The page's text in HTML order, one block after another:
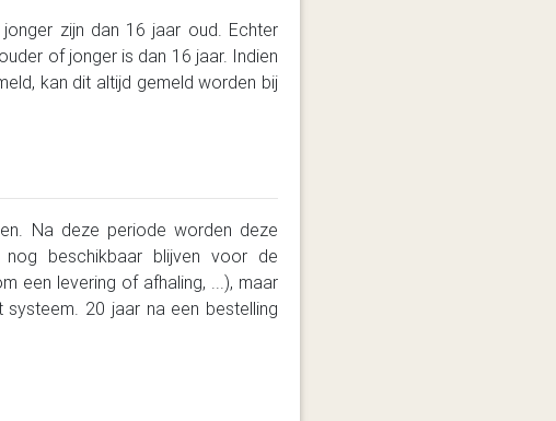
zijn dan 16 jaar oud. Echter
of jonger is dan 16 jaar. Indien
kan dit altijd gemeld worden bij
Na deze periode worden deze
nog beschikbaar blijven voor de
een levering of afhaling, ...), maar
20 jaar na een bestelling